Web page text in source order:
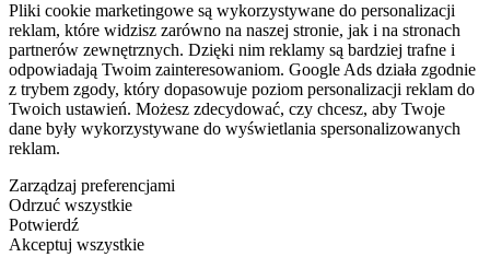
Pliki cookie marketingowe są wykorzystywane do personalizacji
reklam, które widzisz zarówno na naszej stronie, jak i na stronach
partnerów zewnętrznych. Dzięki nim reklamy są bardziej trafne i
odpowiadają Twoim zainteresowaniom. Google Ads działa zgodnie
z trybem zgody, który dopasowuje poziom personalizacji reklam do
Twoich ustawień. Możesz zdecydować, czy chcesz, aby Twoje
dane były wykorzystywane do wyświetlania spersonalizowanych
reklam.
Zarządzaj preferencjami
Odrzuć wszystkie
Potwierdź
Akceptuj wszystkie